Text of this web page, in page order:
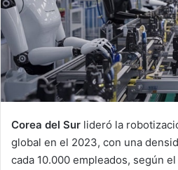
Corea del Sur lideró la
global en el 2023, con una
cada 10.000 empleados, según